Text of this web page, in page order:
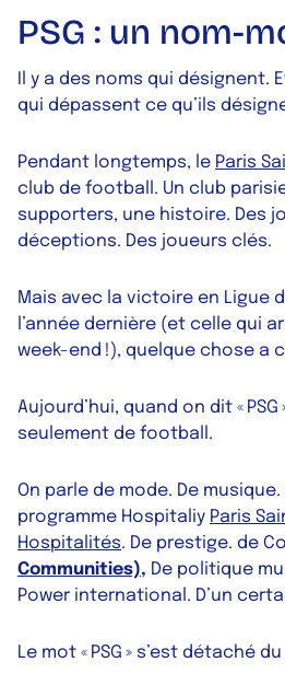
PSG : un nom-
Il y a des noms qui désignent.
qui dépassent ce qu’ils
Pendant longtemps, le Paris
club de football. Un club
supporters, une histoire. Des
déceptions. Des joueurs clés.
Mais avec la victoire en Ligue
l’année dernière (et celle qui
week-end !), quelque chose a
Aujourd’hui, quand on dit «
seulement de football.
On parle de mode. De musique.
programme Hospitaliy Paris
Hospitalités. De prestige. de
Communities), De politique
Power international. D’un
Le mot « PSG » s’est détaché